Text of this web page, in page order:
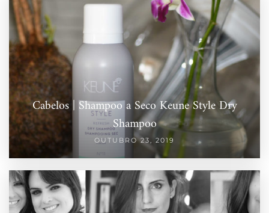
Cabelos | Shampoo a Seco Keune Style Dry
Shampoo
OUTUBRO 23, 2019